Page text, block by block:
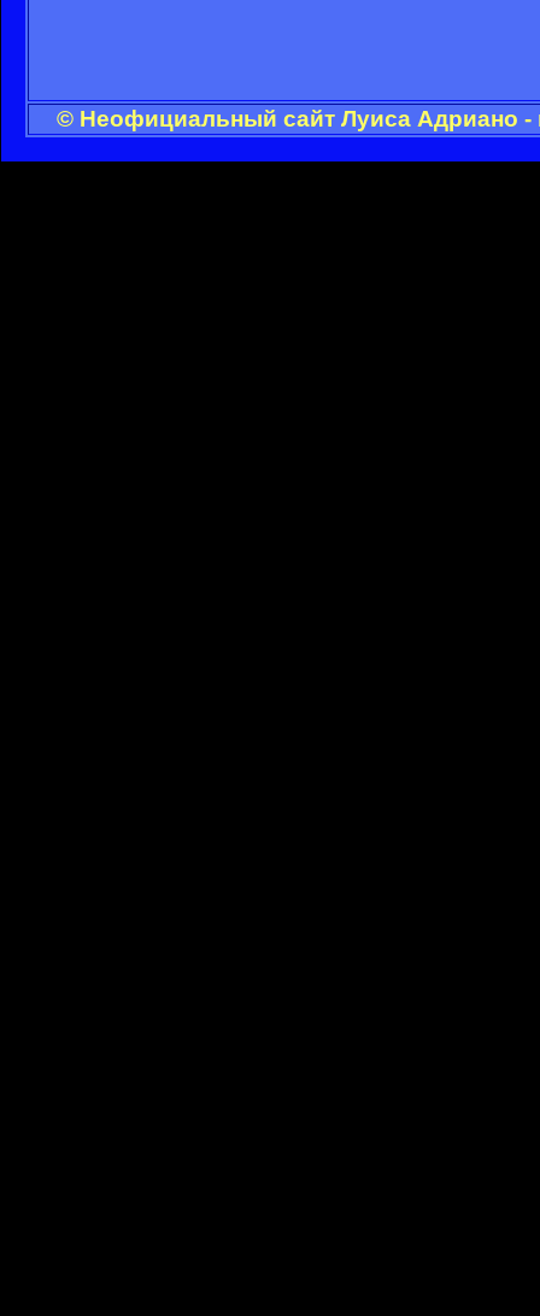
© Неофициальный сайт Луиса Адриано -